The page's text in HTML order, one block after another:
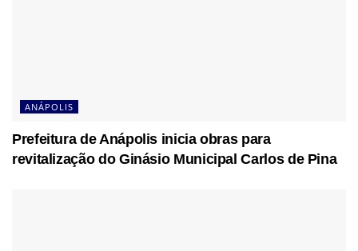
ANÁPOLIS
Prefeitura de Anápolis inicia obras para
revitalização do Ginásio Municipal Carlos de Pina